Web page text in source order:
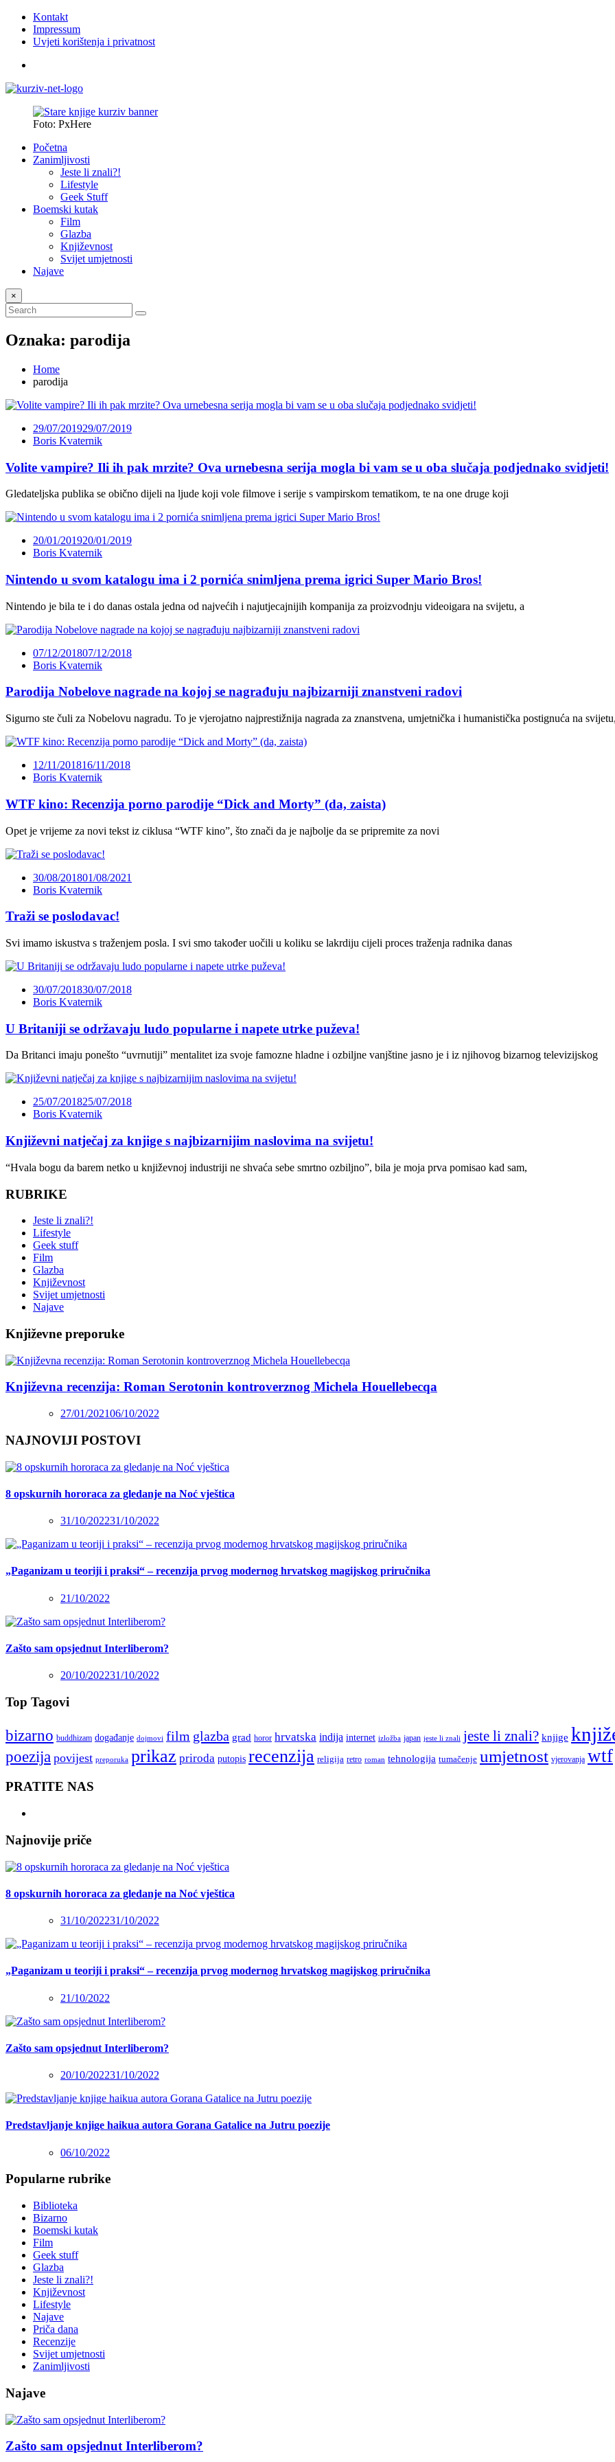
Kontakt
Impressum
Uvjeti korištenja i privatnost
Foto: PxHere
Početna
Zanimljivosti
Jeste li znali?!
Lifestyle
Geek Stuff
Boemski kutak
Film
Glazba
Književnost
Svijet umjetnosti
Najave
×
Oznaka: parodija
Home
parodija
29/07/201929/07/2019
Boris Kvaternik
Volite vampire? Ili ih pak mrzite? Ova urnebesna serija mogla bi vam se u oba slučaja podjednako svidjeti!
Gledateljska publika se obično dijeli na ljude koji vole filmove i serije s vampirskom tematikom, te na one druge koji
20/01/201920/01/2019
Boris Kvaternik
Nintendo u svom katalogu ima i 2 pornića snimljena prema igrici Super Mario Bros!
Nintendo je bila te i do danas ostala jedna od najvećih i najutjecajnijih kompanija za proizvodnju videoigara na svijetu, a
07/12/201807/12/2018
Boris Kvaternik
Parodija Nobelove nagrade na kojoj se nagrađuju najbizarniji znanstveni radovi
Sigurno ste čuli za Nobelovu nagradu. To je vjerojatno najprestižnija nagrada za znanstvena, umjetnička i humanistička postignuća na
12/11/201816/11/2018
Boris Kvaternik
WTF kino: Recenzija porno parodije “Dick and Morty” (da, zaista)
Opet je vrijeme za novi tekst iz ciklusa “WTF kino”, što znači da je najbolje da se pripremite za novi
30/08/201801/08/2021
Boris Kvaternik
Traži se poslodavac!
Svi imamo iskustva s traženjem posla. I svi smo također uočili u koliku se lakrdiju cijeli proces traženja radnika danas
30/07/201830/07/2018
Boris Kvaternik
U Britaniji se održavaju ludo popularne i napete utrke puževa!
Da Britanci imaju ponešto “uvrnutiji” mentalitet iza svoje famozne hladne i ozbiljne vanjštine jasno je i iz njihovog bizarnog televizijskog
25/07/201825/07/2018
Boris Kvaternik
Književni natječaj za knjige s najbizarnijim naslovima na svijetu!
“Hvala bogu da barem netko u književnoj industriji ne shvaća sebe smrtno ozbiljno”, bila je moja prva pomisao kad sam,
RUBRIKE
Jeste li znali?!
Lifestyle
Geek stuff
Film
Glazba
Književnost
Svijet umjetnosti
Najave
Književne preporuke
Književna recenzija: Roman Serotonin kontroverznog Michela Houellebecqa
27/01/202106/10/2022
NAJNOVIJI POSTOVI
8 opskurnih hororaca za gledanje na Noć vještica
31/10/202231/10/2022
„Paganizam u teoriji i praksi“ – recenzija prvog modernog hrvatskog magijskog priručnika
21/10/2022
Zašto sam opsjednut Interliberom?
20/10/202231/10/2022
Top Tagovi
bizarno buddhizam događanje dojmovi film glazba grad horor hrvatska indija internet izložba japan jeste li znali jeste li znali? knjige
poezija povijest preporuka prikaz priroda putopis recenzija religija retro roman tehnologija tumačenje umjetnost vjerovanja wtf
PRATITE NAS
Najnovije priče
8 opskurnih hororaca za gledanje na Noć vještica
31/10/202231/10/2022
„Paganizam u teoriji i praksi“ – recenzija prvog modernog hrvatskog magijskog priručnika
21/10/2022
Zašto sam opsjednut Interliberom?
20/10/202231/10/2022
Predstavljanje knjige haikua autora Gorana Gatalice na Jutru poezije
06/10/2022
Popularne rubrike
Biblioteka
Bizarno
Boemski kutak
Film
Geek stuff
Glazba
Jeste li znali?!
Književnost
Lifestyle
Najave
Priča dana
Recenzije
Svijet umjetnosti
Zanimljivosti
Najave
Zašto sam opsjednut Interliberom?